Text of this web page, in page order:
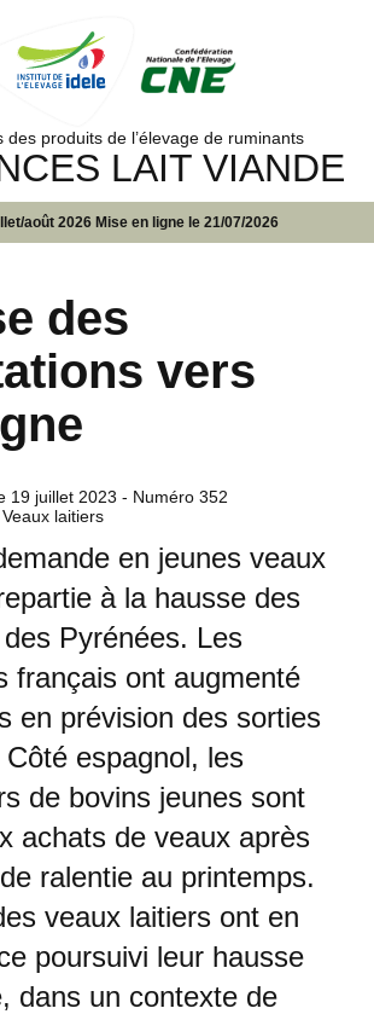
des produits de l’élevage de ruminants
LAIT VIANDE
août 2026 Mise en ligne le 21/07/2026
des
vers
19 juillet 2023 - Numéro 352
laitiers
en jeunes veaux
à la hausse des
Pyrénées. Les
français ont augmenté
en prévision des sorties
Côté espagnol, les
de bovins jeunes sont
achats de veaux après
ralentie au printemps.
veaux laitiers ont en
poursuivi leur hausse
dans un contexte de